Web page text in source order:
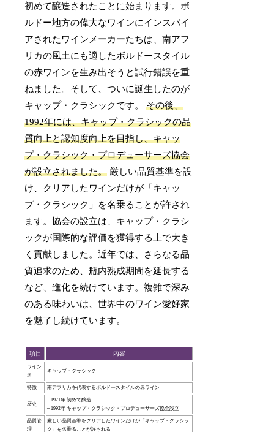
初めて醸造されたことに始まります。ボ
ルドー地方の偉大なワインにインスパイ
アされたワインメーカーたちは、南アフ
リカの風土にも適したボルドースタイル
の赤ワインを生み出そうと試行錯誤を重
ねました。そして、ついに誕生したのが
キャップ・クラシックです。その後、
1992年には、キャップ・クラシックの品
質向上と認知度向上を目指し、キャッ
プ・クラシック・プロデューサーズ協会
が設立されました。 厳しい品質基準を設
け、クリアしたワインだけが「キャッ
プ・クラシック」を名乗ることが許され
ます。協会の設立は、キャップ・クラシ
ックが国際的な評価を獲得する上で大き
く貢献しました。近年では、さらなる品
質追求のため、瓶内熟成期間を延長する
など、進化を続けています。複雑で深み
のある味わいは、世界中のワイン愛好家
を魅了し続けています。
項目 内容
ワイン
名
キャップ・クラシック
特徴 南アフリカを代表するボルドースタイルの赤ワイン
歴史
– 1971年 初めて醸造
– 1992年 キャップ・クラシック・プロデューサーズ協会設立
品質管
理
厳しい品質基準をクリアしたワインだけが「キャップ・クラシッ
ク」を名乗ることが許される